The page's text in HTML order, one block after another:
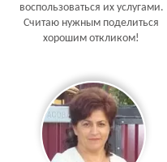
воспользоваться их услугами.
Считаю нужным поделиться
хорошим откликом!